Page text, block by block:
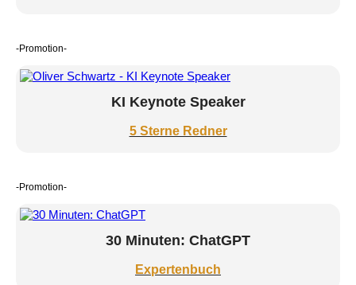
-Promotion-
KI Keynote Speaker
5 Sterne Redner
-Promotion-
30 Minuten: ChatGPT
Expertenbuch